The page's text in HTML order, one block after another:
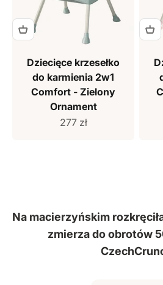
Dziecięce krzesełko
do karmienia 2w1
Comfort - Zielony
Ornament
Cena sprzedaży
277 zł
Na macierzyńskim
zmierza do obrotów